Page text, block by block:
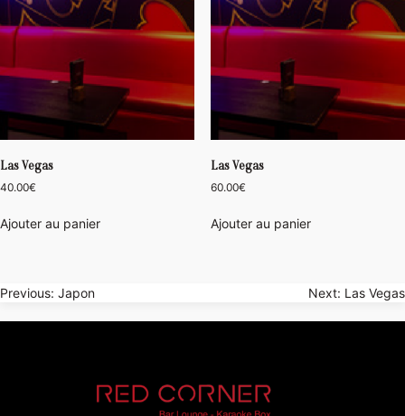
Las Vegas
40.00€
Ajouter au panier
Las Vegas
60.00€
Ajouter au panier
Navigation
de
Previous: Japon Next: Las Vegas